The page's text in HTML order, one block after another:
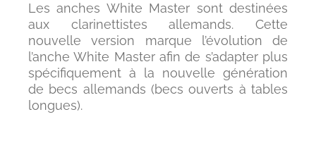
Les anches White Master sont destinées
aux clarinettistes allemands. Cette
nouvelle version marque l’évolution de
l’anche White Master afin de s’adapter plus
spécifiquement à la nouvelle génération
de becs allemands (becs ouverts à tables
longues).